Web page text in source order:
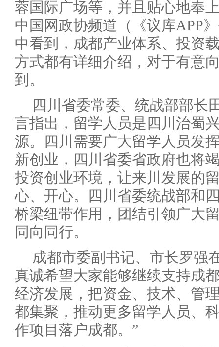
蓉国际广场等，并且贴心地奉
中国网政协频道（《议库APP
中看到，成都产业体系、投资
方式都有详细介绍，对于有意
到。
四川省委常委、统战部部长
言指出，留学人员是四川治蜀
源。四川需要广大留学人员发
新创业，四川省委省政府也将
投资创业环境，让来川发展的
心、开心。四川省委统战部和
桥梁纽带作用，团结引领广大
同向同行。
成都市委副书记、市长罗强
真诚希望大家能够继续支持成
经济发展，把资金、技术、管
都集聚，推动更多留学人员、
作项目落户成都。”